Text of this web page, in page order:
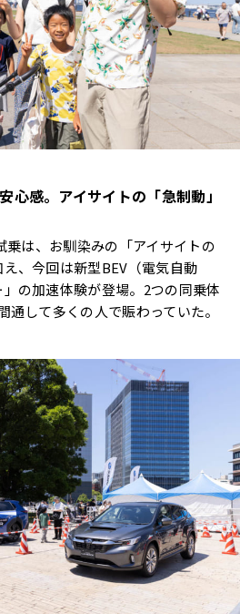
心感。アイサイトの「急制動」
は、お馴染みの「アイサイトの
、今回は新型BEV（電気自動
の加速体験が登場。2つの同乗体
通して多くの人で賑わっていた。